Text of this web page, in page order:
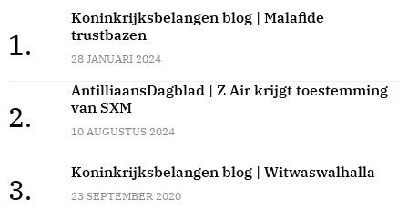
1.
Koninkrijksbelangen blog | Malafide
trustbazen
28 JANUARI 2024
2.
AntilliaansDagblad | Z Air krijgt toestemming
van SXM
10 AUGUSTUS 2024
3.
Koninkrijksbelangen blog | Witwaswalhalla
23 SEPTEMBER 2020